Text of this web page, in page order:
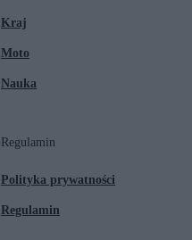
Kraj
Moto
Nauka
Regulamin
Polityka prywatności
Regulamin